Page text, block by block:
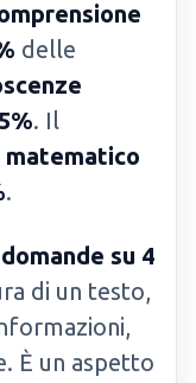
delle
. Il
matematico
.
su 4
di un testo,
È un aspetto